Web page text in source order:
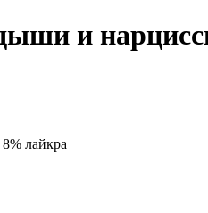
и
лайкра